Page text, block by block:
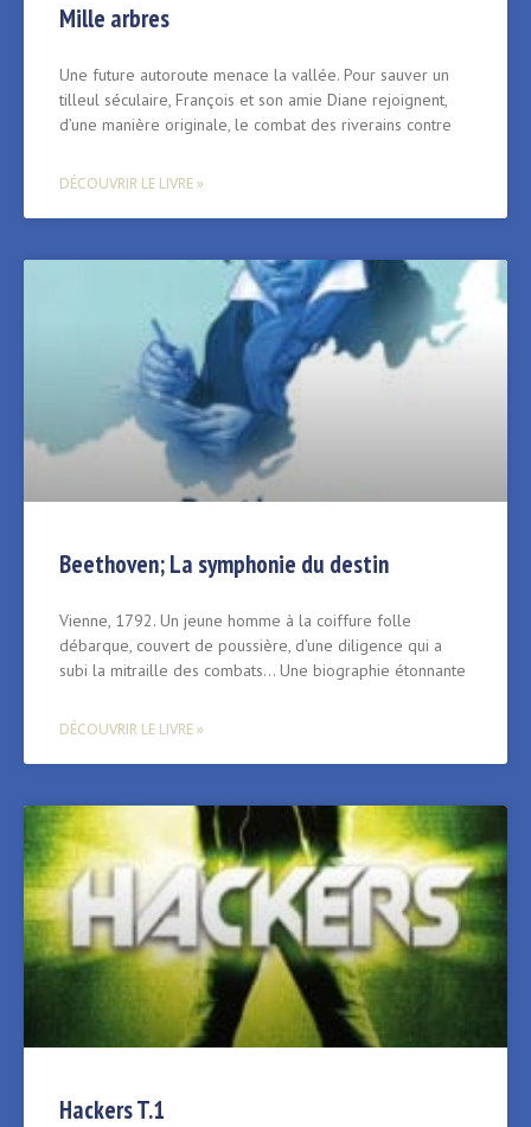
Mille arbres
Une future autoroute menace la vallée. Pour sauver un
tilleul séculaire, François et son amie Diane rejoignent,
d’une manière originale, le combat des riverains contre
DÉCOUVRIR LE LIVRE »
Beethoven; La symphonie du destin
Vienne, 1792. Un jeune homme à la coiffure folle
débarque, couvert de poussière, d’une diligence qui a
subi la mitraille des combats… Une biographie étonnante
DÉCOUVRIR LE LIVRE »
Hackers T.1